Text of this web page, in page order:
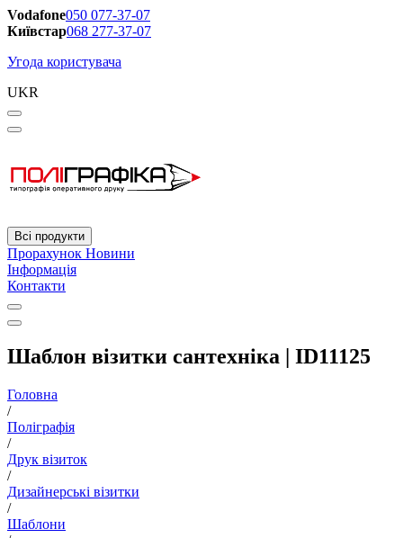
Vodafone050 077-37-07
Київстар068 277-37-07
Угода користувача
UKR
Всі продукти
Прорахунок Новини
Інформація
Контакти
Шаблон візитки сантехніка | ID11125
Головна
/
Поліграфія
/
Друк візиток
/
Дизайнерські візитки
/
Шаблони